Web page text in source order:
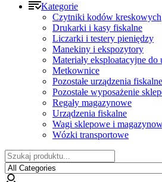
Kategorie
Czytniki kodów kreskowych
Drukarki i kasy fiskalne
Liczarki i testery pieniędzy
Manekiny i ekspozytory
Materiały eksploatacyjne
Metkownice
Pozostałe urządzenia fiskalne
Pozostałe wyposażenie
Regały magazynowe
Urządzenia fiskalne
Wagi sklepowe i
Wózki transportowe